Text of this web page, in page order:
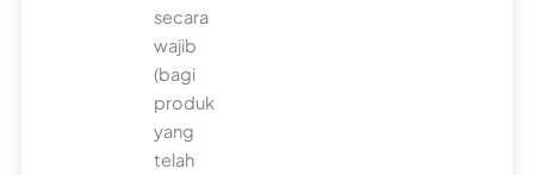
secara
wajib
(bagi
produk
yang
telah